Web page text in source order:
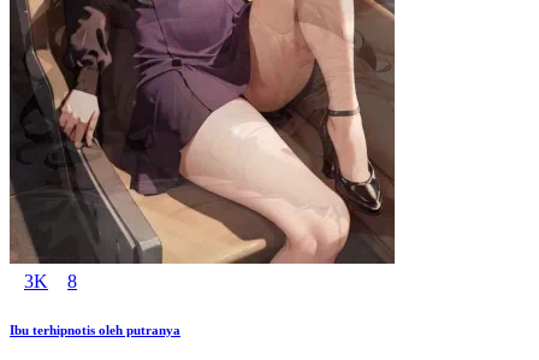
3K 8
Ibu terhipnotis oleh putranya